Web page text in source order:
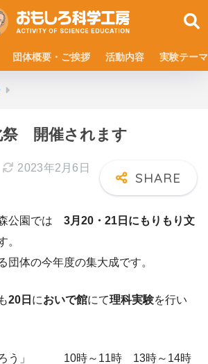
団体概要・ご挨拶 活動内容 実験テーマ
祭 開催されます
2023年2月6日
公園では 3月20・21日にもりもり文
。
団体の今年度の集大成です。
20日 においで館にて理科実験を行い
ろう」 10時～11時 13時～14時